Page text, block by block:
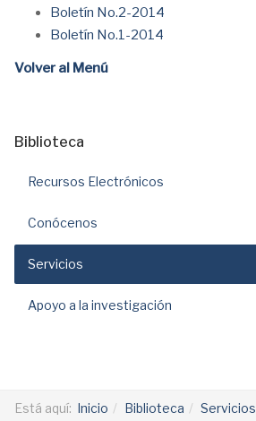
Boletín No.2-2014
Boletín No.1-2014
Volver al Menú
Biblioteca
Recursos Electrónicos
Conócenos
Servicios
Apoyo a la investigación
Está aquí: Inicio Biblioteca Servicios